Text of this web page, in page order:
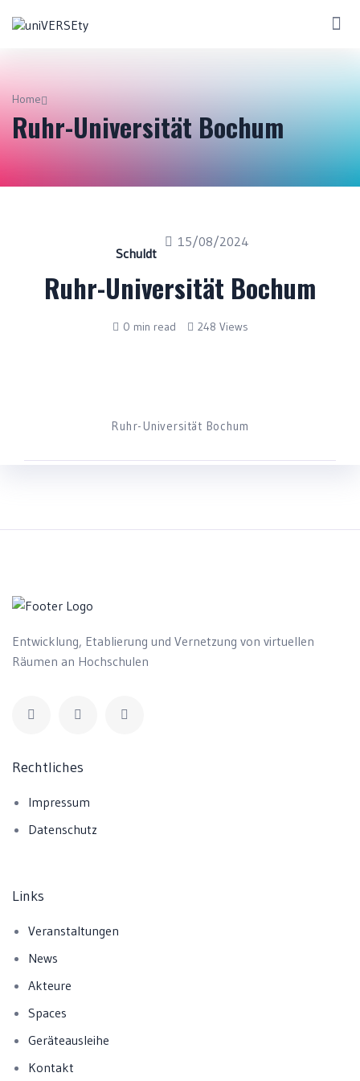
Home
Ruhr-Universität Bochum
Schuldt
15/08/2024
Ruhr-Universität Bochum
0 min read 248 Views
Ruhr-Universität Bochum
Entwicklung, Etablierung und Vernetzung von virtuellen
Räumen an Hochschulen
Rechtliches
Impressum
Datenschutz
Links
Veranstaltungen
News
Akteure
Spaces
Geräteausleihe
Kontakt